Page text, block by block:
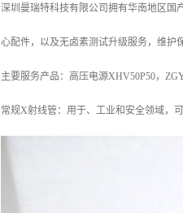
深圳曼瑞特科技有限公司拥有华南地区国
心配件，以及无卤素测试升级服务，维护
主要服务产品：高压电源XHV50P50，
常规X射线管：用于、工业和安全领域，